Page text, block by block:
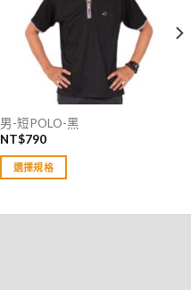
男-短POLO-黑
NT$790
選擇規格